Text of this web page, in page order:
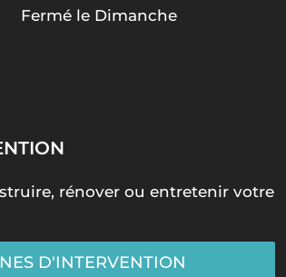
Fermé le Dimanche
rénover ou entretenir votre
D'INTERVENTION